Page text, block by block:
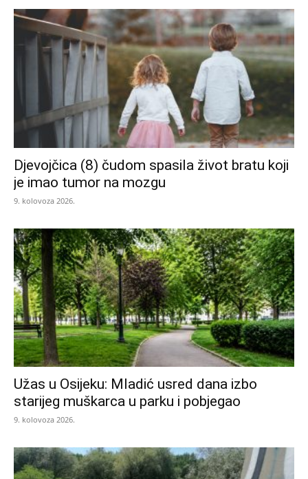
Djevojčica (8) čudom spasila život bratu koji
je imao tumor na mozgu
9. kolovoza 2026.
Užas u Osijeku: Mladić usred dana izbo
starijeg muškarca u parku i pobjegao
9. kolovoza 2026.